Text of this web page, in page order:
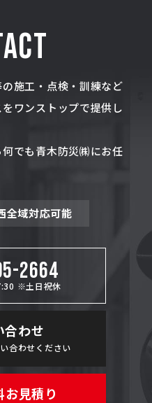
施工・点検・訓練など
ワンストップで提供し
でも青木防災㈱にお任
全域対応可能
2664
※土日祝休
合わせ
合わせください
見積り